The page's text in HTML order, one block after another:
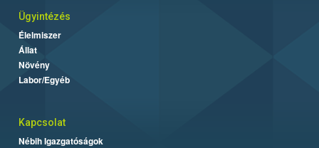
Ügyintézés
Élelmiszer
Állat
Növény
Labor/Egyéb
Kapcsolat
Nébih Igazgatóságok